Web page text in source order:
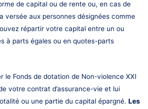
de capital ou de rente ou, en cas de
versée aux personnes désignées comme
répartir votre capital entre un ou
à parts égales ou en quotes-parts
le Fonds de dotation de Non-violence XXI
votre contrat d’assurance-vie et lui
ou une partie du capital épargné. Les